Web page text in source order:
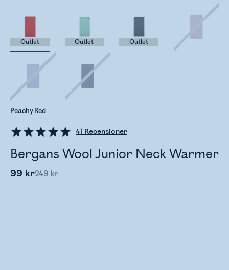
41 Recensioner
Bergans Wool Junior Neck Warmer
99 kr249 kr
Peachy Red
Outlet Outlet Outlet